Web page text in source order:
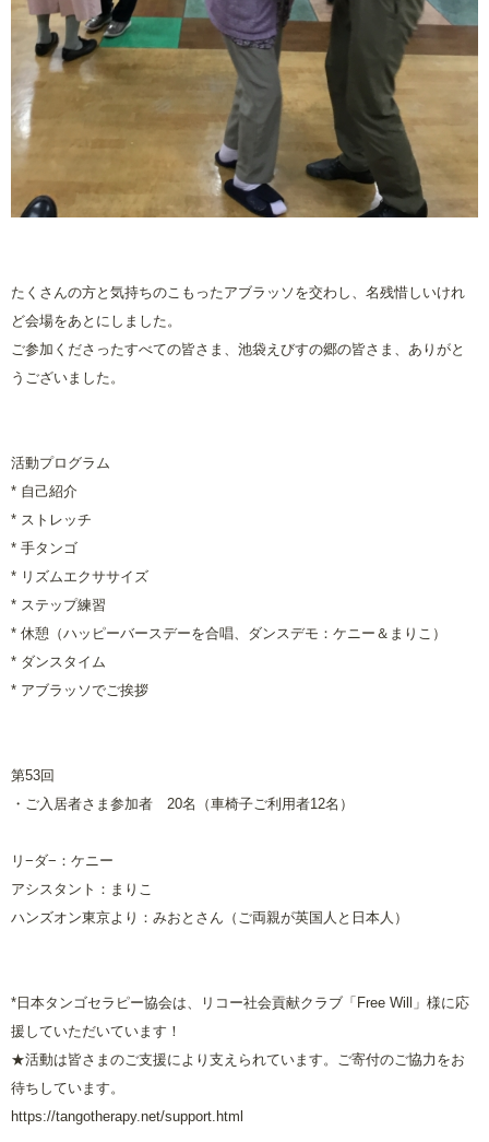
たくさんの方と気持ちのこもったアブラッソを交わし、名残惜しいけれ
ど会場をあとにしました。
ご参加くださったすべての皆さま、池袋えびすの郷の皆さま、ありがと
うございました。
活動プログラム
* 自己紹介
* ストレッチ
* 手タンゴ
* リズムエクササイズ
* ステップ練習
* 休憩（ハッピーバースデーを合唱、ダンスデモ：ケニー＆まりこ）
* ダンスタイム
* アブラッソでご挨拶
第53回
・ご入居者さま参加者 20名（車椅子ご利用者12名）
リ−ダ−：ケニー
アシスタント：まりこ
ハンズオン東京より：みおとさん（ご両親が英国人と日本人）
* 日本タンゴセラピー協会は、リコー社会貢献クラブ「 Free Will
」様に応
援していただいています！
★活動は皆さまのご支援により支えられています。ご寄付のご協力をお
待ちしています。
https://tangotherapy.net/support.html